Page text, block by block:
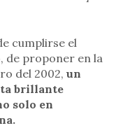
cumplirse el
de proponer en la
del 2002, un
brillante
solo en